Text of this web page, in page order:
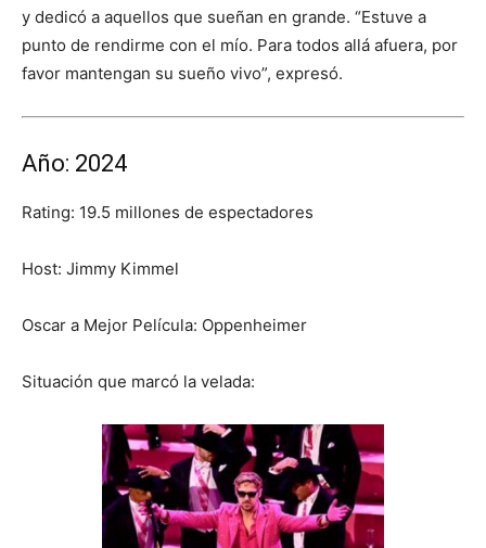
y dedicó a aquellos que sueñan en grande. “Estuve a
punto de rendirme con el mío. Para todos allá afuera, por
favor mantengan su sueño vivo”, expresó.
Año: 2024
Rating: 19.5 millones de espectadores
Host: Jimmy Kimmel
Oscar a Mejor Película: Oppenheimer
Situación que marcó la velada: